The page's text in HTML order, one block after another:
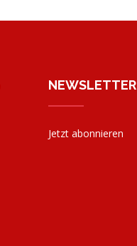
NEWSLETTER
Jetzt abonnieren